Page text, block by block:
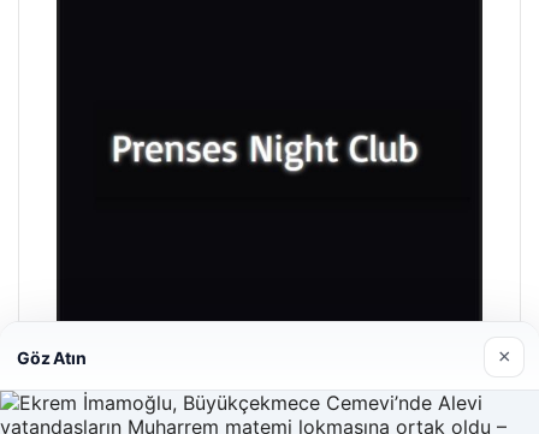
Prenses Night Club
Göz Atın ×